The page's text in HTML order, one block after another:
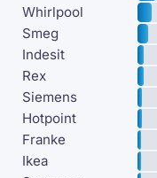
Whirlpool
Smeg
Indesit
Rex
Siemens
Hotpoint
Franke
Ikea